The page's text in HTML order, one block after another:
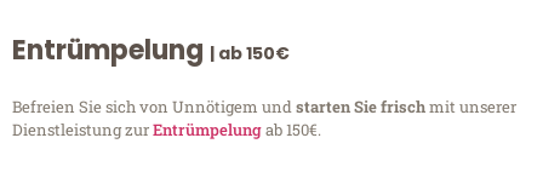
Entrümpelung | ab 150€
Befreien Sie sich von Unnötigem undstarten Sie frischmit unserer
Dienstleistung zurEntrümpelungab 150€.